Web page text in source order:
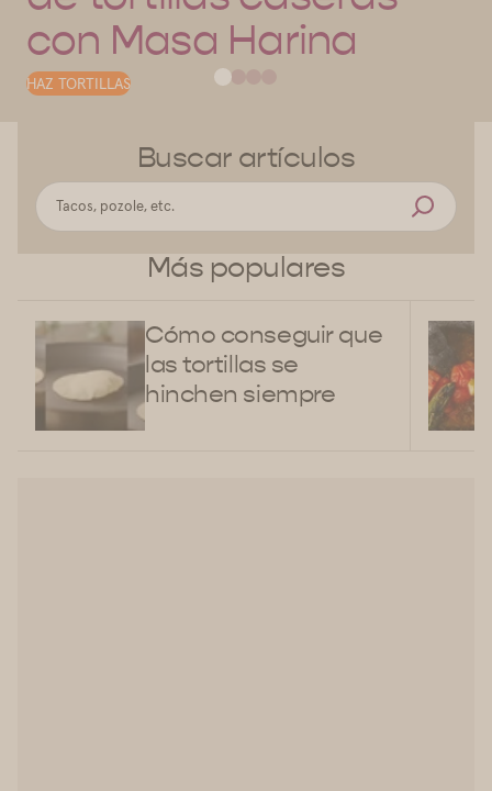
con Masa Harina
HAZ TORTILLAS
Buscar artículos
Más populares
Cómo conseguir que
las tortillas se
hinchen siempre